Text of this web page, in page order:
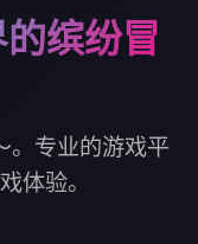
缤纷冒
。专业的游戏平
体验。